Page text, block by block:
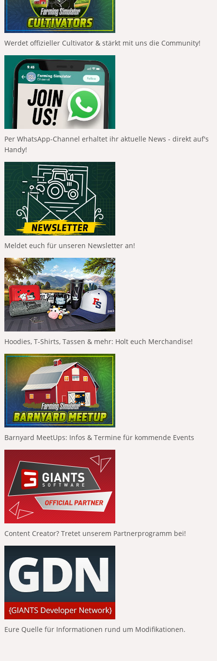
Werdet offizieller Cultivator & stärkt mit uns die Community!
Per WhatsApp-Channel erhaltet ihr aktuelle News - direkt auf's
Handy!
Meldet euch für unseren Newsletter an!
Hoodies, T-Shirts, Tassen & mehr: Holt euch Merchandise!
Barnyard MeetUps: Infos & Termine für kommende Events
Content Creator? Tretet unserem Partnerprogramm bei!
Eure Quelle für Informationen rund um Modifikationen.